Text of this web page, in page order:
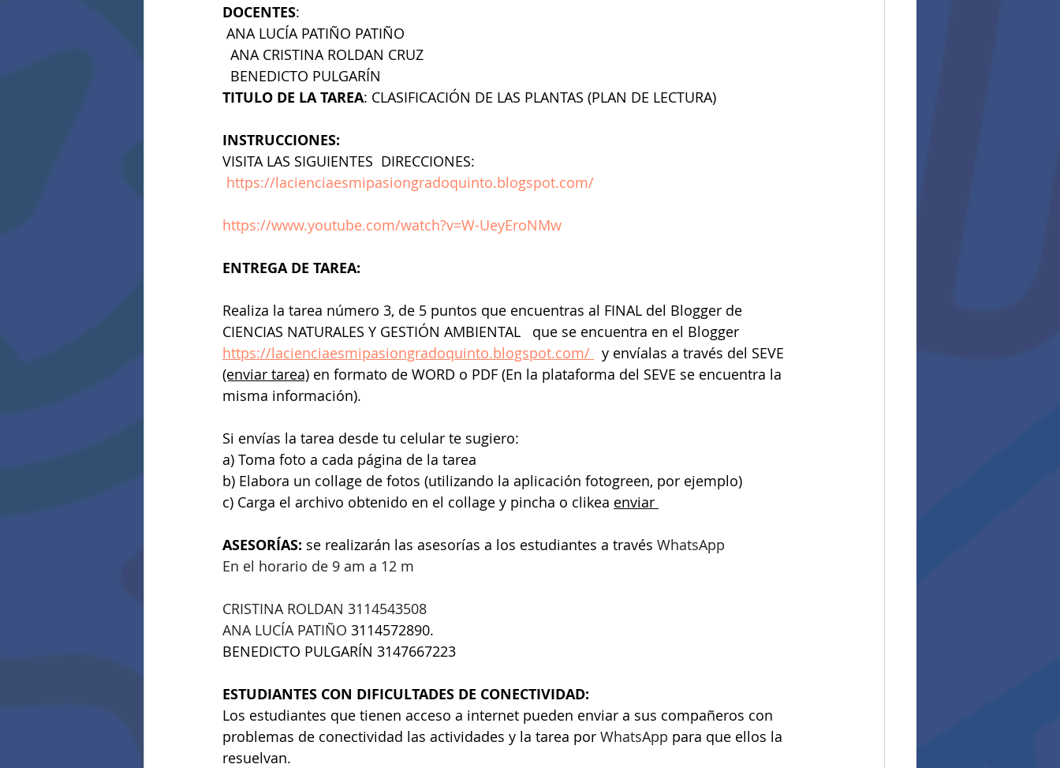
DOCENTES:
ANA LUCÍA PATIÑO PATIÑO
  ANA CRISTINA ROLDAN CRUZ
  BENEDICTO PULGARÍN
TITULO DE LA TAREA: CLASIFICACIÓN DE LAS PLANTAS (PLAN DE LECTURA)
INSTRUCCIONES:
VISITA LAS SIGUIENTES  DIRECCIONES:
https://lacienciaesmipasiongradoquinto.blogspot.com/
https://www.youtube.com/watch?v=W-UeyEroNMw
ENTREGA DE TAREA:
Realiza la tarea número 3, de 5 puntos que encuentras al FINAL del Blogger de
CIENCIAS NATURALES Y GESTIÓN AMBIENTAL   que se encuentra en el Blogger
https://lacienciaesmipasiongradoquinto.blogspot.com/
  y envíalas a través del SEVE
(enviar tarea) en formato de WORD o PDF (En la plataforma del SEVE se encuentra la
misma información).
Si envías la tarea desde tu celular te sugiero:
a) Toma foto a cada página de la tarea
b) Elabora un collage de fotos (utilizando la aplicación fotogreen, por ejemplo)
c) Carga el archivo obtenido en el collage y pincha o clikea enviar
ASESORÍAS: se realizarán las asesorías a los estudiantes a través WhatsApp
En el horario de 9 am a 12 m
CRISTINA ROLDAN 3114543508
ANA LUCÍA PATIÑO 3114572890.
BENEDICTO PULGARÍN 3147667223
ESTUDIANTES CON DIFICULTADES DE CONECTIVIDAD:
Los estudiantes que tienen acceso a internet pueden enviar a sus compañeros con
problemas de conectividad las actividades y la tarea por WhatsApp para que ellos la
resuelvan.